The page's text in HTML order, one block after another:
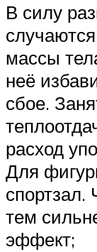
В силу
массы
неё
сбое.
расход
Для
спортзал.
тем
эффект;